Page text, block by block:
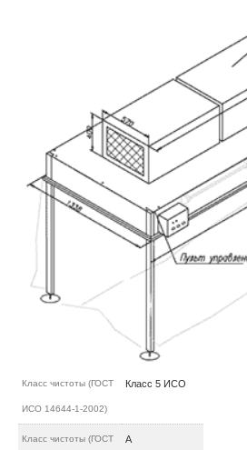
Класс чистоты (ГОСТ
ИСО 14644-1-2002)
Класс 5 ИСО
Класс чистоты (ГОСТ А